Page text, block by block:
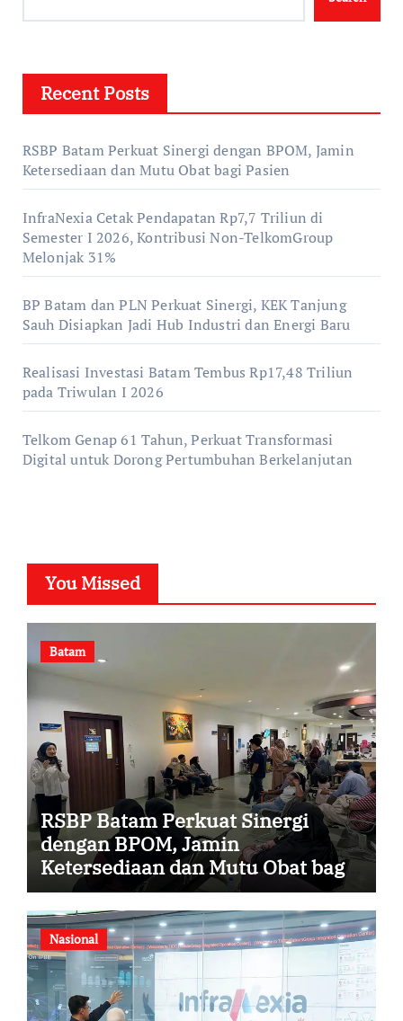
Recent Posts
RSBP Batam Perkuat Sinergi dengan BPOM, Jamin
Ketersediaan dan Mutu Obat bagi Pasien
InfraNexia Cetak Pendapatan Rp7,7 Triliun di
Semester I 2026, Kontribusi Non-TelkomGroup
Melonjak 31%
BP Batam dan PLN Perkuat Sinergi, KEK Tanjung
Sauh Disiapkan Jadi Hub Industri dan Energi Baru
Realisasi Investasi Batam Tembus Rp17,48 Triliun
pada Triwulan I 2026
Telkom Genap 61 Tahun, Perkuat Transformasi
Digital untuk Dorong Pertumbuhan Berkelanjutan
You Missed
Batam
RSBP Batam Perkuat Sinergi
dengan BPOM, Jamin
Ketersediaan dan Mutu Obat bagi
Pasien
Nasional